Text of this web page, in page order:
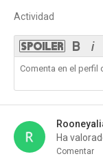
Actividad
Ha
Comentar